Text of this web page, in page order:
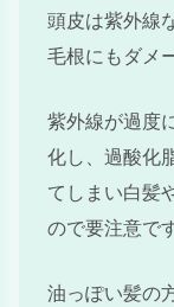
頭皮は紫外線
毛根にもダメ
紫外線が過度
化し、過酸化
てしまい白髪
ので要注意で
油っぽい髪の